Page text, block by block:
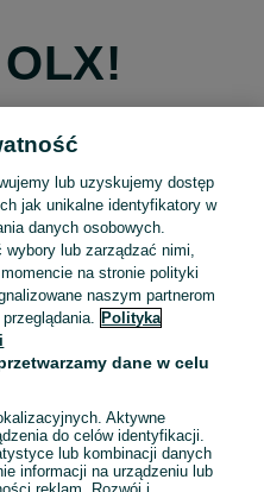
Facebooka
konto Apple
konto Google
lub uzyskujemy dostęp
jak unikalne identyfikatory w
danych osobowych.
lub zarządzać nimi,
na stronie polityki
naszym partnerom
Polityka
dane w celu
Aktywne
do celów identyfikacji.
lub kombinacji danych
informacji na urządzeniu lub